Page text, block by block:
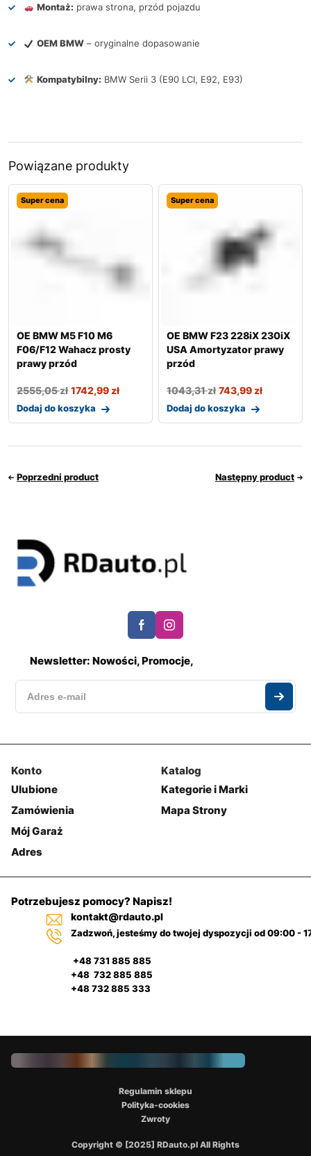
Montaż: prawa strona, przód pojazdu
OEM BMW– oryginalne dopasowanie
Kompatybilny: BMW Serii 3 (E90 LCI, E92, E93)
Powiązane produkty
Super cena
OE BMW M5 F10 M6
F06/F12 Wahacz prosty
prawy przód
2555,05zł 1742,99zł
Dodaj do koszyka
Super cena
OE BMW F23 228iX 230iX
USA Amortyzator prawy
przód
1043,31zł 743,99zł
Dodaj do koszyka
Poprzedni product Następny product
Newsletter: Nowości, Promocje,
Konto
Ulubione
Zamówienia
Mój Garaż
Adres
Katalog
Kategorie i Marki
Mapa Strony
Potrzebujesz pomocy? Napisz!
kontakt@rdauto.pl
Zadzwoń, jesteśmy do twojej dyspozycji od 09:00 -
+48 731 885 885
+48 732 885 885
+48 732 885 333
Copyright © [2025] RDauto.pl All Rights
Regulamin sklepu
Polityka-cookies
Zwroty